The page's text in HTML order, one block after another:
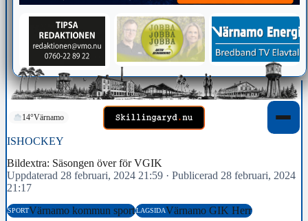
14°Värnamo
ISHOCKEY
Bildextra: Säsongen över för VGIK
Uppdaterad 28 februari, 2024 21:59 · Publicerad 28 februari, 2024
21:17
SPORTVärnamo kommun sportLAGSIDAVärnamo GIK Herr